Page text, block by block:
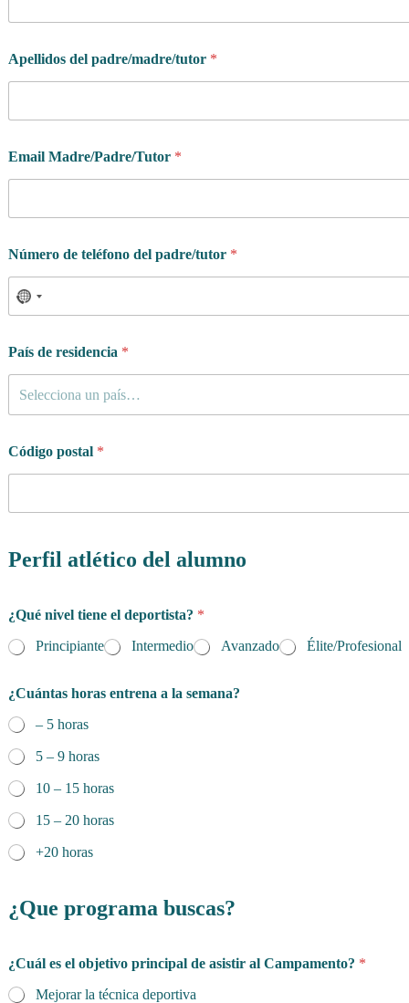
ú
e
Apellidos del padre/madre/tutor *
Email Madre/Padre/Tutor *
Número de teléfono del padre/tutor *
País de residencia *
Selecciona un país…
Código postal *
Perfil atlético del alumno
¿Qué nivel tiene el deportista? *
Principiante
Intermedio Avanzado Élite/Profesional
¿Cuántas horas entrena a la semana?
– 5 horas
5 – 9 horas
10 – 15 horas
15 – 20 horas
+20 horas
¿Que programa buscas?
¿Cuál es el objetivo principal de asistir al Campamento? *
Mejorar la técnica deportiva